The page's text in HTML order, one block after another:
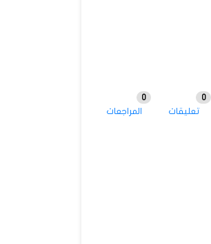
تعليقات
0
المراجعات
0